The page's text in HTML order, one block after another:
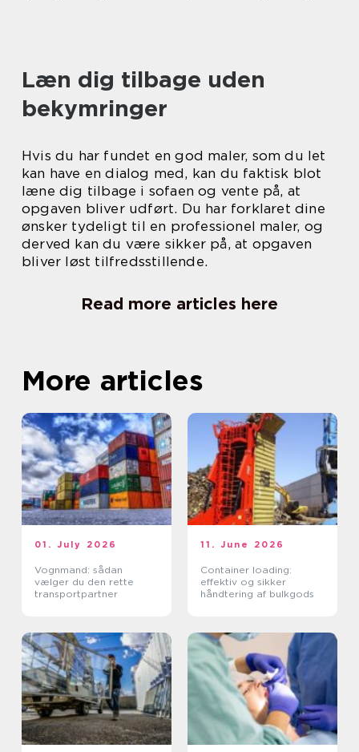
Læn dig tilbage uden
bekymringer
Hvis du har fundet en god maler, som du let
kan have en dialog med, kan du faktisk blot
læne dig tilbage i sofaen og vente på, at
opgaven bliver udført. Du har forklaret dine
ønsker tydeligt til en professionel maler, og
derved kan du være sikker på, at opgaven
bliver løst tilfredsstillende.
Read more articles here
More articles
01. July 2026
Vognmand: sådan
vælger du den rette
transportpartner
11. June 2026
Container loading:
effektiv og sikker
håndtering af bulkgods